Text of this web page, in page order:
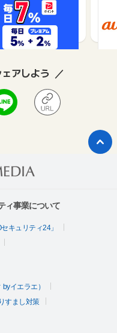
1%
アしよう
ィ事業について
キュリティ24」
イエラエ）
すまし対策